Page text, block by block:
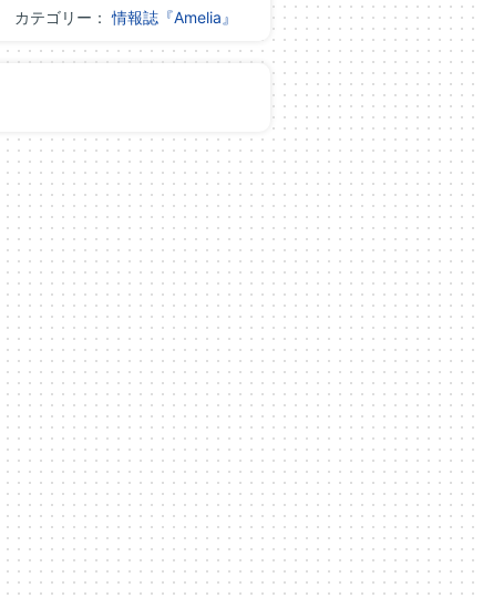
カテゴリー：情報誌『Amelia』